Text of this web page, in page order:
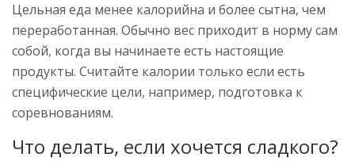
Цельная еда менее калорийна и более сытна, чем
переработанная. Обычно вес приходит в норму сам
собой, когда вы начинаете есть настоящие
продукты. Считайте калории только если есть
специфические цели, например, подготовка к
соревнованиям.
Что делать, если хочется сладкого?